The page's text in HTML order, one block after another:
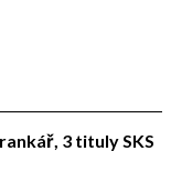
3 tituly SKS